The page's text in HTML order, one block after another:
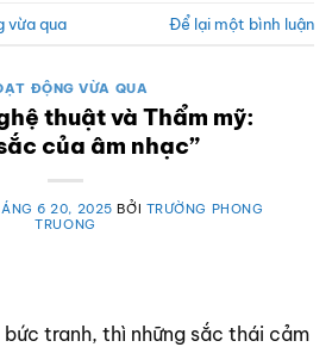
vừa qua Để lại một bình luận
ĐỘNG VỪA QUA
thuật và Thẩm mỹ:
của âm nhạc”
6 20, 2025 BỞI TRƯỜNG PHONG
TRUONG
tranh, thì những sắc thái cảm